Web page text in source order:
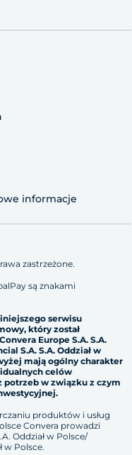
informacje
zastrzeżone.
są znakami
serwisu
który został
Europe S.A. S.A.
S.A. S.A. Oddział w
żej mają ogólny charakter
celów
potrzeb w związku z czym
produktów i usług
Convera prowadzi
Oddział w Polsce/
w Polsce.